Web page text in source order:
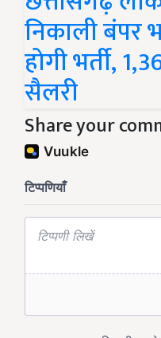
निकाली बंपर
होगी भर्ती,
सैलरी
Share your